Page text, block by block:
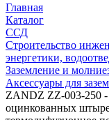
Главная
Каталог
ССД
Строительство
энергетики,
Заземление и
Аксессуары для
ZANDZ ZZ-003-250 -
оцинкованных